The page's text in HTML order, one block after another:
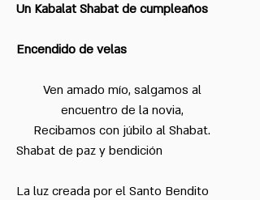
Kabalat Shabat en el mes
de Tevet
Kabalat Shabat invernal
Purim
Rosh Hashana
Un Kabalat Shabat de cumpleaños
Encendido de velas
Ven amado mío, salgamos al
encuentro de la novia,
Recibamos con júbilo al Shabat.
Shabat de paz y bendición
La luz creada por el Santo Bendito